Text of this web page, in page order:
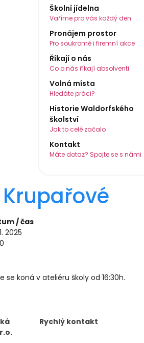
Školní jídelna
Vaříme pro vás každý den
Pronájem prostor
Pro soukromé i firemní akce
Říkají o nás
Co o nás říkají absolventi
Volná místa
Hledáte práci?
Historie Waldorfského
školství
Jak to celé začalo
Kontakt
Máte dotaz? Spojte se s námi
/ čas
2025
se koná v ateliéru školy od 16:30h.
Rychlý kontakt